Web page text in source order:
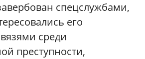
спецслужбами,
его
среди
преступности,